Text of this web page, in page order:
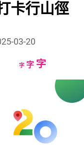
卡行山徑
03-20
字Decrease
字Reset
字Increase
size.